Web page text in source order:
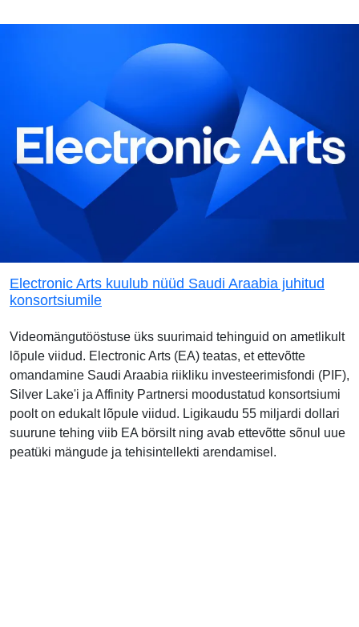
Electronic Arts kuulub nüüd Saudi Araabia juhitud
konsortsiumile
Videomängutööstuse üks suurimaid tehinguid on ametlikult
lõpule viidud. Electronic Arts (EA) teatas, et ettevõtte
omandamine Saudi Araabia riikliku investeerimisfondi (PIF),
Silver Lake'i ja Affinity Partnersi moodustatud konsortsiumi
poolt on edukalt lõpule viidud. Ligikaudu 55 miljardi dollari
suurune tehing viib EA börsilt ning avab ettevõtte sõnul uue
peatüki mängude ja tehisintellekti arendamisel.